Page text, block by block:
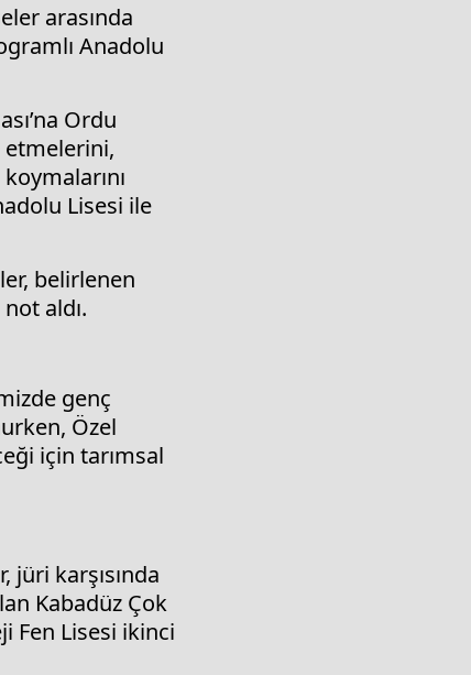
arasında
Anadolu
Ordu
etmelerini,
Lisesi ile
belirlenen
aldı.
genç
Özel
için tarımsal
karşısında
Kabadüz Çok
Fen Lisesi ikinci